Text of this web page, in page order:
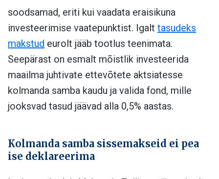
soodsamad, eriti kui vaadata eraisikuna
investeerimise vaatepunktist. Igalt tasudeks
makstud eurolt jääb tootlus teenimata.
Seepärast on esmalt mõistlik investeerida
maailma juhtivate ettevõtete aktsiatesse
kolmanda samba kaudu ja valida fond, mille
jooksvad tasud jäävad alla 0,5% aastas.
Kolmanda samba sissemakseid ei pea
ise deklareerima